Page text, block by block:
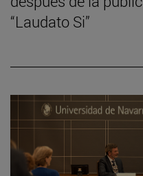
“Laudato Si”